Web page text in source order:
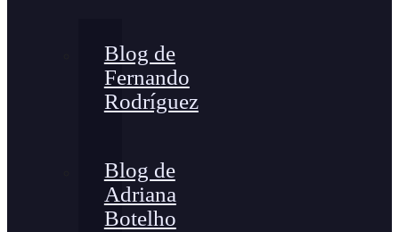
Blog de
Fernando
Rodríguez
Blog de
Adriana
Botelho